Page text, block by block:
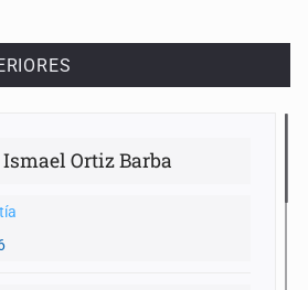
Ismael Ortiz Barba